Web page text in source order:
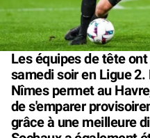
Les équipes de tête
samedi soir en Ligue
Nîmes permet au
de s'emparer
grâce à une meilleure